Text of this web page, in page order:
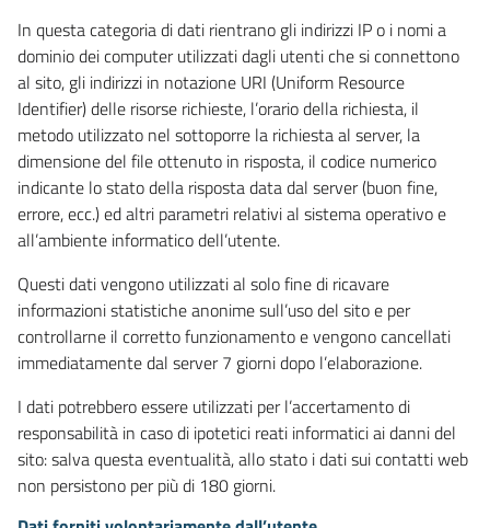
In questa categoria di dati rientrano gli indirizzi IP o i nomi a
dominio dei computer utilizzati dagli utenti che si connettono
al sito, gli indirizzi in notazione URI (Uniform Resource
Identifier) delle risorse richieste, l’orario della richiesta, il
metodo utilizzato nel sottoporre la richiesta al server, la
dimensione del file ottenuto in risposta, il codice numerico
indicante lo stato della risposta data dal server (buon fine,
errore, ecc.) ed altri parametri relativi al sistema operativo e
all’ambiente informatico dell’utente.
Questi dati vengono utilizzati al solo fine di ricavare
informazioni statistiche anonime sull’uso del sito e per
controllarne il corretto funzionamento e vengono cancellati
immediatamente dal server 7 giorni dopo l’elaborazione.
I dati potrebbero essere utilizzati per l’accertamento di
responsabilità in caso di ipotetici reati informatici ai danni del
sito: salva questa eventualità, allo stato i dati sui contatti web
non persistono per più di 180 giorni.